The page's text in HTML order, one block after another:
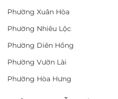
Phường Xuân Hòa
Phường Nhiêu Lộc
Phường Diên Hồng
Phường Vườn Lài
Phường Hòa Hưng